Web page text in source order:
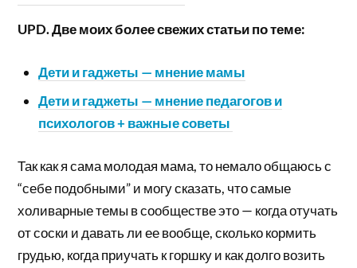
UPD. Две моих более свежих статьи по теме:
Дети и гаджеты — мнение мамы
Дети и гаджеты — мнение педагогов и
психологов + важные советы
Так как я сама молодая мама, то немало общаюсь с
“себе подобными” и могу сказать, что самые
холиварные темы в сообществе это — когда отучать
от соски и давать ли ее вообще, сколько кормить
грудью, когда приучать к горшку и как долго возить